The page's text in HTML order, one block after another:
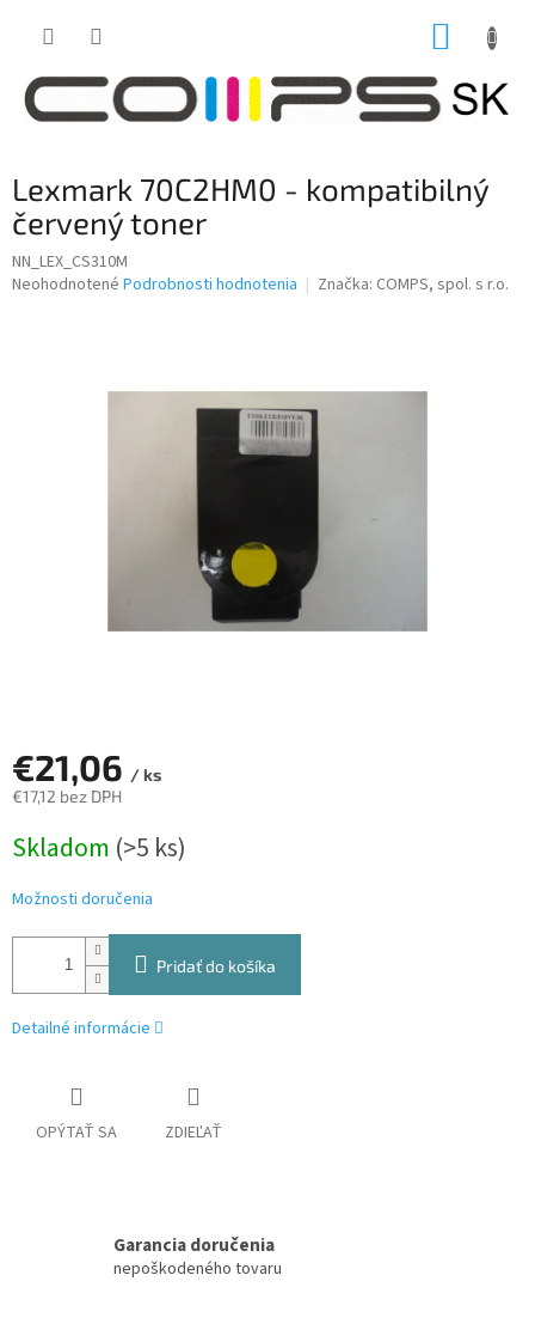
Lexmark 70C2HM0 - kompatibilný
červený toner
NN_LEX_CS310M
Priemerné
Neohodnotené Podrobnosti hodnotenia Značka: COMPS, spol. s r.o.
€21,06 / ks
€17,12 bez DPH
cena:
Skladom (>5 ks)
Možnosti doručenia
Pridať do košíka
Detailné informácie
OPÝTAŤ SA ZDIEĽAŤ
Garancia doručenia
nepoškodeného tovaru